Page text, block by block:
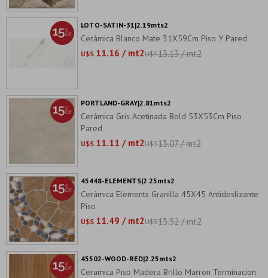
Cerámica Blanco Mate 31X59Cm Piso Y Pared
U$S 11.16 / mt2U$S13.13 / mt2
LOTO-SATIN-31|2.19mts2
Cerámica Gris Acetinada Bold 53X53Cm Piso
Pared
U$S 11.11 / mt2U$S13.07 / mt2
PORTLAND-GRAY|2.81mts2
Cerámica Elements Granilla 45X45 Antideslizante
Piso
U$S 11.49 / mt2U$S13.52 / mt2
45448-ELEMENTS|2.25mts2
Ceramica Piso Madera Brillo Marron Terminacion
45502-WOOD-RED|2.25mts2